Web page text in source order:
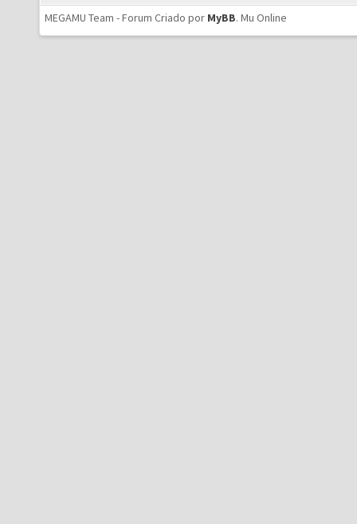
MEGAMU Team - Forum Criado por MyBB. Mu Online